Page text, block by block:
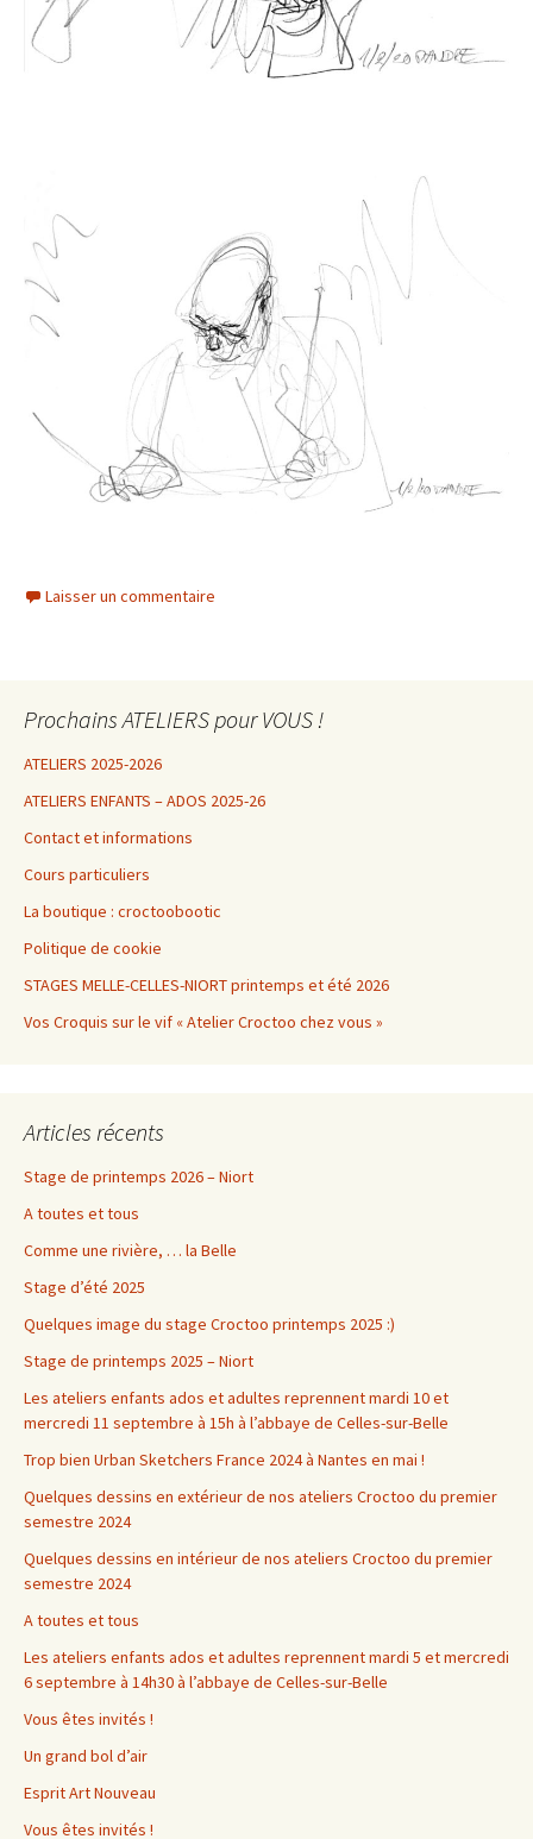
Laisser un commentaire
Prochains ATELIERS pour VOUS !
ATELIERS 2025-2026
ATELIERS ENFANTS – ADOS 2025-26
Contact et informations
Cours particuliers
La boutique : croctoobootic
Politique de cookie
STAGES MELLE-CELLES-NIORT printemps et été 2026
Vos Croquis sur le vif « Atelier Croctoo chez vous »
Articles récents
Stage de printemps 2026 – Niort
A toutes et tous
Comme une rivière, … la Belle
Stage d’été 2025
Quelques image du stage Croctoo printemps 2025 :)
Stage de printemps 2025 – Niort
Les ateliers enfants ados et adultes reprennent mardi 10 et
mercredi 11 septembre à 15h à l’abbaye de Celles-sur-Belle
Trop bien Urban Sketchers France 2024 à Nantes en mai !
Quelques dessins en extérieur de nos ateliers Croctoo du premier
semestre 2024
Quelques dessins en intérieur de nos ateliers Croctoo du premier
semestre 2024
A toutes et tous
Les ateliers enfants ados et adultes reprennent mardi 5 et mercredi
6 septembre à 14h30 à l’abbaye de Celles-sur-Belle
Vous êtes invités !
Un grand bol d’air
Esprit Art Nouveau
Vous êtes invités !